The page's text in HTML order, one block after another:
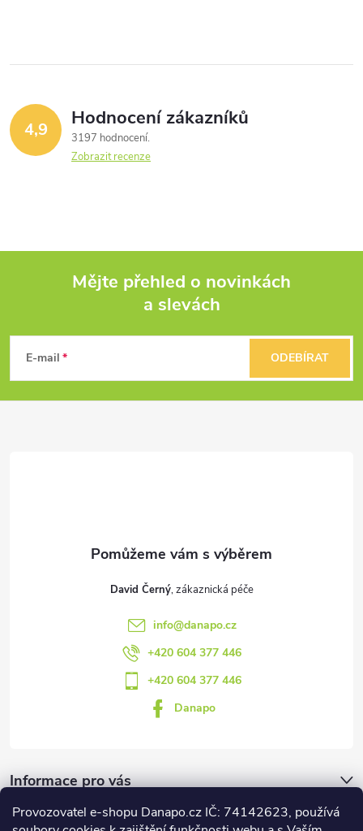
Provozovatel e-shopu Danapo.cz IČ: 74142623, používá
4,9 Hodnocení zákazníků
3197 hodnocení
Zobrazit recenze
p
Mějte přehled o novinkách
a slevách
E-mail ODEBÍRAT
David Černý
info@danapo.cz
+420 604 377 446
+420 604 377 446
Danapo
Informace pro vás
Dotazník